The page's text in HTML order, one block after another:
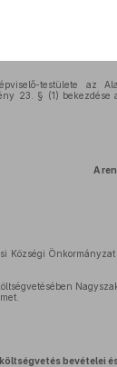
testülete
23. § (1)
A
Községi
bevételei